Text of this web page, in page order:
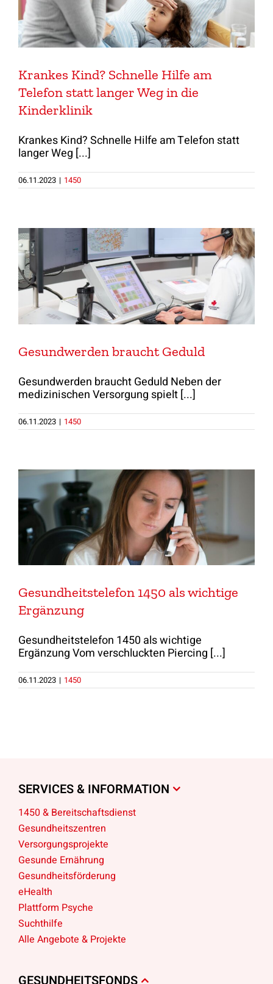
Krankes Kind? Schnelle Hilfe am
Telefon statt langer Weg in die
Kinderklinik
Krankes Kind? Schnelle Hilfe am Telefon statt
langer Weg [...]
06.11.2023 | 1450
Gesundwerden braucht Geduld
Gesundwerden braucht Geduld Neben der
medizinischen Versorgung spielt [...]
06.11.2023 | 1450
Gesundheitstelefon 1450 als wichtige
Ergänzung
Gesundheitstelefon 1450 als wichtige
Ergänzung Vom verschluckten Piercing [...]
06.11.2023 | 1450
SERVICES & INFORMATION
1450 & Bereitschaftsdienst
Gesundheitszentren
Versorgungsprojekte
Gesunde Ernährung
Gesundheitsförderung
eHealth
Plattform Psyche
Suchthilfe
Alle Angebote & Projekte